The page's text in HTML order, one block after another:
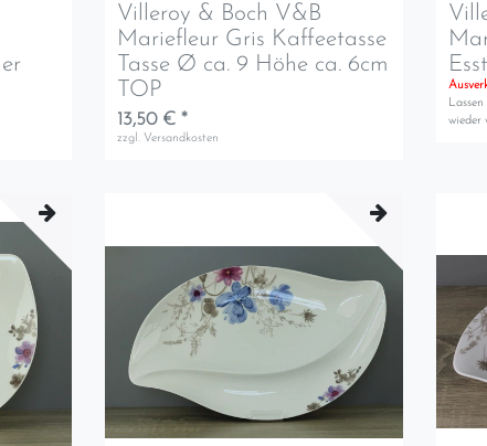
Villeroy & Boch V&B
Mariefleur Gris Kaffeetasse
Tasse Ø ca. 9 Höhe ca. 6cm
TOP
13,50 € *
zzgl. Versandkosten
wieder